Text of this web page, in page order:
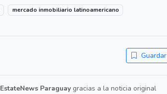
mercado inmobiliario latinoamericano
Guardar
EstateNews Paraguay gracias a la noticia original